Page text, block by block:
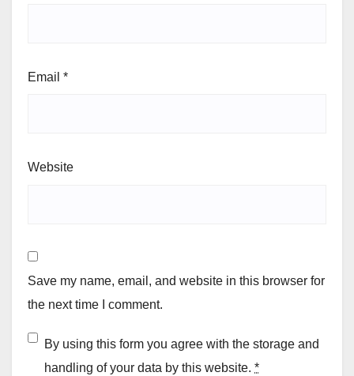
Email *
Website
Save my name, email, and website in this browser for
the next time I comment.
By using this form you agree with the storage and
handling of your data by this website. *